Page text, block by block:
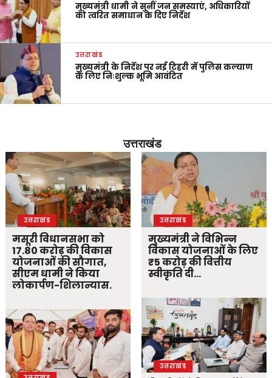
मुख्यमंत्री धामी ने सुनीं जन समस्याएं, अधिकारियों
को त्वरित समाधान के दिए निर्देश
उत्तराखंड
मुख्यमंत्री के निर्देश पर नई टिहरी में पुलिस कल्याण
के लिए निःशुल्क भूमि आवंटित
उत्तराखंड
उत्तराखंड
मसूरी विधानसभा को
17.80 करोड़ की विकास
योजनाओं की सौगात,
सीएम धामी ने किया
लोकार्पण-शिलान्यास.
उत्तराखंड
मुख्यमंत्री ने विभिन्न
विकास योजनाओं के लिए
₹5 करोड़ की वित्तीय
स्वीकृति दी…
उत्तराखंड